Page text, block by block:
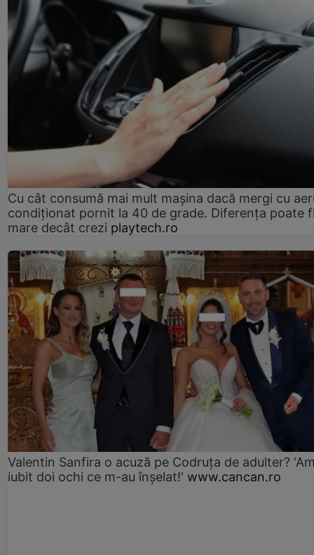
Cu cât consumă mai mult mașina dacă mergi cu
condiționat pornit la 40 de grade. Diferența poate
mare decât crezi playtech.ro
Valentin Sanfira o acuză pe Codruța de adulter?
iubit doi ochi ce m-au înșelat!' www.cancan.ro